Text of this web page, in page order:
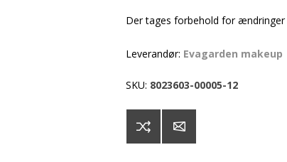
Der tages forbehold for
Leverandør: Evagarden makeup
SKU: 8023603-00005-12